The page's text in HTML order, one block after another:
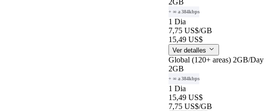
+ ∞ a 384kbps
1 Dia
7,75 US$/GB
15,49 US$
Ver detalles
Global (120+ areas) 2GB/Day
2GB
+ ∞ a 384kbps
1 Dia
15,49 US$
7,75 US$/GB